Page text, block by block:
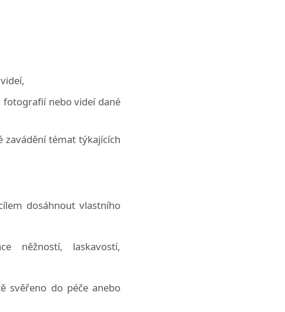
nebo videí dané
zavádění témat týkajících
dosáhnout vlastního
něžností, laskavostí,
svěřeno do péče anebo